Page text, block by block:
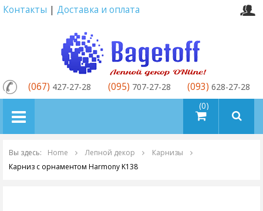
Контакты | Доставка и оплата
товаров (0)
(067) 427-27-28 (095) 707-27-28 (093) 628-27-28
Вы здесь: Home Лепной декор
Карнизы
Карниз с орнаментом Harmony K138